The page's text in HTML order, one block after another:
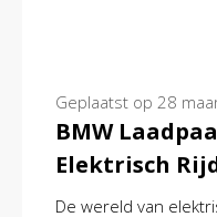
Geplaatst op 28
BMW
Elektrisch
De wereld van